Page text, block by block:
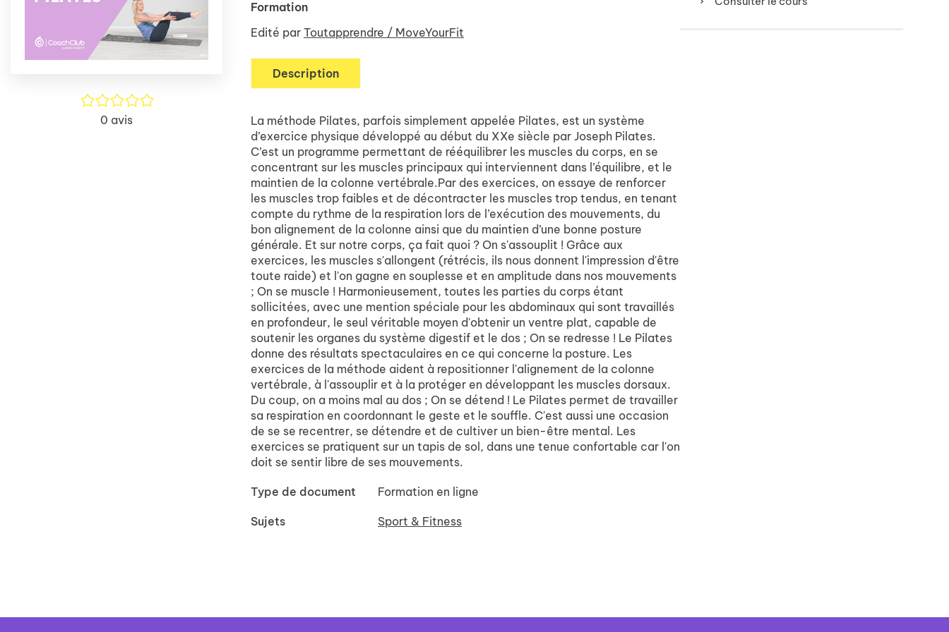
/5
0 avis
Formation
Edité par Toutapprendre / MoveYourFit
Description
La méthode Pilates, parfois simplement appelée Pilates, est un système
d’exercice physique développé au début du XXe siècle par Joseph Pilates.
C’est un programme permettant de rééquilibrer les muscles du corps, en se
concentrant sur les muscles principaux qui interviennent dans l’équilibre, et le
maintien de la colonne vertébrale.Par des exercices, on essaye de renforcer
les muscles trop faibles et de décontracter les muscles trop tendus, en tenant
compte du rythme de la respiration lors de l’exécution des mouvements, du
bon alignement de la colonne ainsi que du maintien d’une bonne posture
générale. Et sur notre corps, ça fait quoi ? On s'assouplit ! Grâce aux
exercices, les muscles s'allongent (rétrécis, ils nous donnent l'impression d'être
toute raide) et l'on gagne en souplesse et en amplitude dans nos mouvements
; On se muscle ! Harmonieusement, toutes les parties du corps étant
sollicitées, avec une mention spéciale pour les abdominaux qui sont travaillés
en profondeur, le seul véritable moyen d'obtenir un ventre plat, capable de
soutenir les organes du système digestif et le dos ; On se redresse ! Le Pilates
donne des résultats spectaculaires en ce qui concerne la posture. Les
exercices de la méthode aident à repositionner l'alignement de la colonne
vertébrale, à l'assouplir et à la protéger en développant les muscles dorsaux.
Du coup, on a moins mal au dos ; On se détend ! Le Pilates permet de travailler
sa respiration en coordonnant le geste et le souffle. C'est aussi une occasion
de se se recentrer, se détendre et de cultiver un bien-être mental. Les
exercices se pratiquent sur un tapis de sol, dans une tenue confortable car l'on
doit se sentir libre de ses mouvements.
Type de document Formation en ligne
Sujets Sport & Fitness